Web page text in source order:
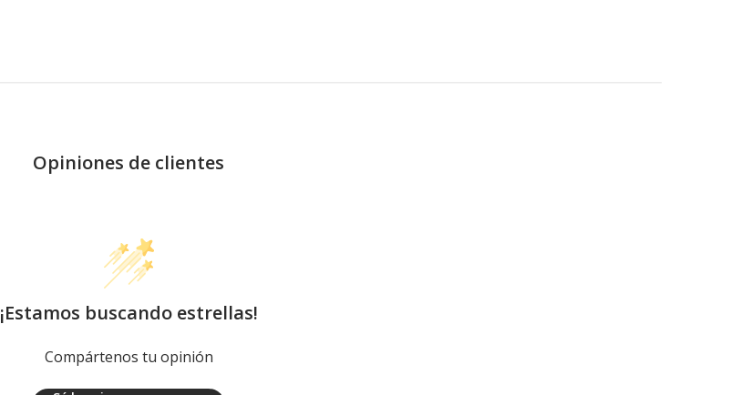
Opiniones de clientes
¡Estamos buscando estrellas!
Compártenos tu opinión